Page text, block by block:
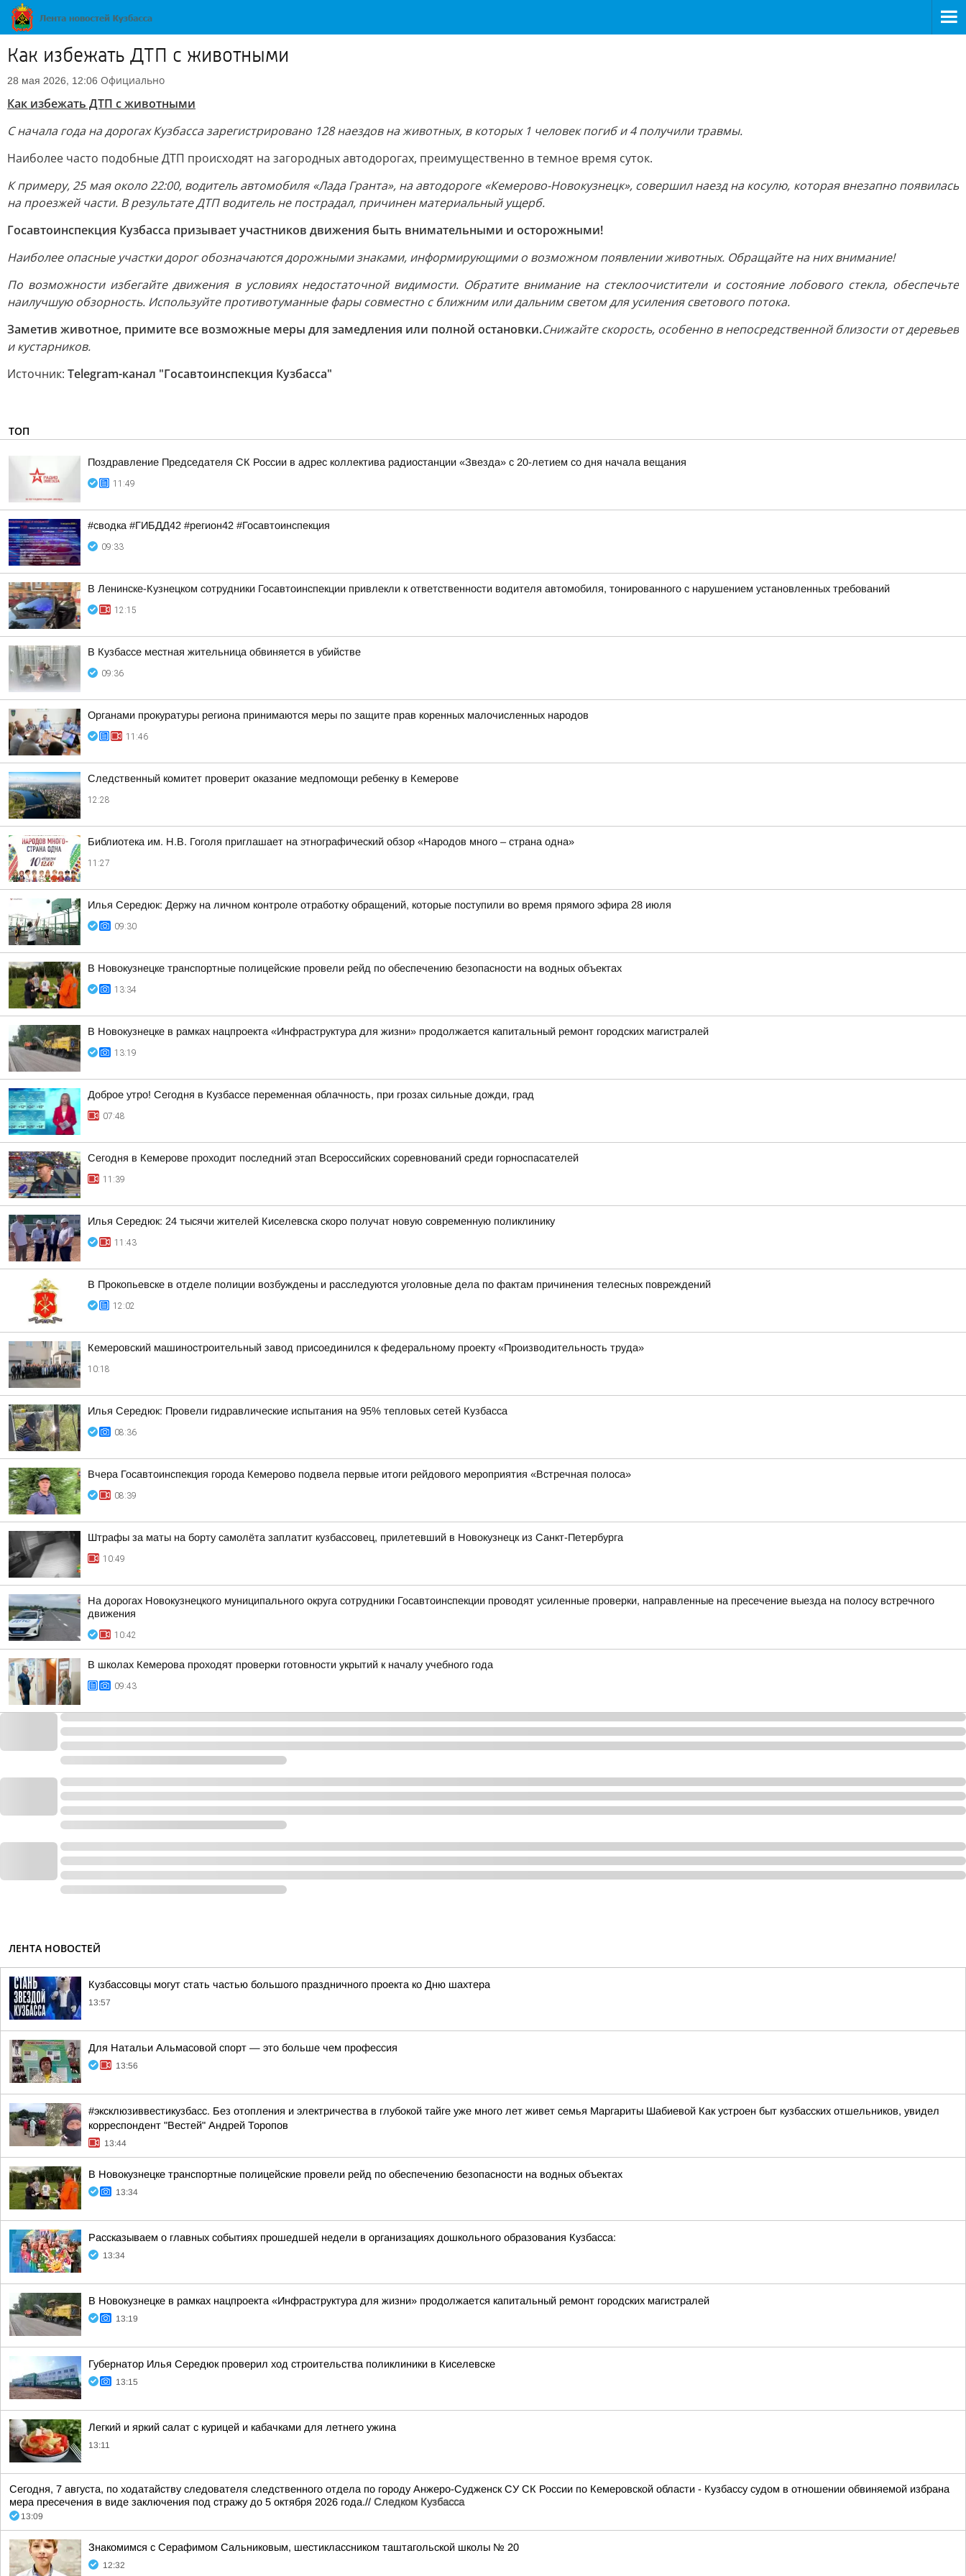
Как избежать ДТП с животными
28 мая 2026, 12:06 Официально
Как избежать ДТП с животными
С начала года на дорогах Кузбасса зарегистрировано 128 наездов на животных, в которых 1 человек погиб и 4 получили травмы.
Наиболее часто подобные ДТП происходят на загородных автодорогах, преимущественно в темное время суток.
К примеру, 25 мая около 22:00, водитель автомобиля «Лада Гранта», на автодороге «Кемерово-Новокузнецк», совершил наезд на косулю, которая внезапно появилась
на проезжей части. В результате ДТП водитель не пострадал, причинен материальный ущерб.
Госавтоинспекция Кузбасса призывает участников движения быть внимательными и осторожными!
Наиболее опасные участки дорог обозначаются дорожными знаками, информирующими о возможном появлении животных. Обращайте на них внимание!
По возможности избегайте движения в условиях недостаточной видимости. Обратите внимание на стеклоочистители и состояние лобового стекла, обеспечьте
наилучшую обзорность. Используйте противотуманные фары совместно с ближним или дальним светом для усиления светового потока.
Заметив животное, примите все возможные меры для замедления или полной остановки.Снижайте скорость, особенно в непосредственной близости от деревьев
и кустарников.
Источник: Telegram-канал "Госавтоинспекция Кузбасса"
ТОП
Поздравление Председателя СК России в адрес коллектива радиостанции «Звезда» с 20-летием со дня начала вещания
11:49
#сводка #ГИБДД42 #регион42 #Госавтоинспекция
09:33
В Ленинске-Кузнецком сотрудники Госавтоинспекции привлекли к ответственности водителя автомобиля, тонированного с нарушением установленных требований
12:15
В Кузбассе местная жительница обвиняется в убийстве
09:36
Органами прокуратуры региона принимаются меры по защите прав коренных малочисленных народов
11:46
Следственный комитет проверит оказание медпомощи ребенку в Кемерове
12:28
Библиотека им. Н.В. Гоголя приглашает на этнографический обзор «Народов много – страна одна»
11:27
Илья Середюк: Держу на личном контроле отработку обращений, которые поступили во время прямого эфира 28 июля
09:30
В Новокузнецке транспортные полицейские провели рейд по обеспечению безопасности на водных объектах
13:34
В Новокузнецке в рамках нацпроекта «Инфраструктура для жизни» продолжается капитальный ремонт городских магистралей
13:19
Доброе утро! Сегодня в Кузбассе переменная облачность, при грозах сильные дожди, град
07:48
Сегодня в Кемерове проходит последний этап Всероссийских соревнований среди горноспасателей
11:39
Илья Середюк: 24 тысячи жителей Киселевска скоро получат новую современную поликлинику
11:43
В Прокопьевске в отделе полиции возбуждены и расследуются уголовные дела по фактам причинения телесных повреждений
12:02
Кемеровский машиностроительный завод присоединился к федеральному проекту «Производительность труда»
10:18
Илья Середюк: Провели гидравлические испытания на 95% тепловых сетей Кузбасса
08:36
Вчера Госавтоинспекция города Кемерово подвела первые итоги рейдового мероприятия «Встречная полоса»
08:39
Штрафы за маты на борту самолёта заплатит кузбассовец, прилетевший в Новокузнецк из Санкт-Петербурга
10:49
На дорогах Новокузнецкого муниципального округа сотрудники Госавтоинспекции проводят усиленные проверки, направленные на пресечение выезда на полосу встречного
движения
10:42
В школах Кемерова проходят проверки готовности укрытий к началу учебного года
09:43
ЛЕНТА НОВОСТЕЙ
Кузбассовцы могут стать частью большого праздничного проекта ко Дню шахтера
13:57
Для Натальи Альмасовой спорт — это больше чем профессия
13:56
#эксклюзиввестикузбасс. Без отопления и электричества в глубокой тайге уже много лет живет семья Маргариты Шабиевой Как устроен быт кузбасских отшельников, увидел
корреспондент "Вестей" Андрей Торопов
13:44
В Новокузнецке транспортные полицейские провели рейд по обеспечению безопасности на водных объектах
13:34
Рассказываем о главных событиях прошедшей недели в организациях дошкольного образования Кузбасса:
13:34
В Новокузнецке в рамках нацпроекта «Инфраструктура для жизни» продолжается капитальный ремонт городских магистралей
13:19
Губернатор Илья Середюк проверил ход строительства поликлиники в Киселевске
13:15
Легкий и яркий салат с курицей и кабачками для летнего ужина
13:11
Сегодня, 7 августа, по ходатайству следователя следственного отдела по городу Анжеро-Судженск СУ СК России по Кемеровской области - Кузбассу судом в отношении обвиняемой избрана
мера пресечения в виде заключения под стражу до 5 октября 2026 года.// Следком Кузбасса
13:09
Знакомимся с Серафимом Сальниковым, шестиклассником таштагольской школы № 20
12:32